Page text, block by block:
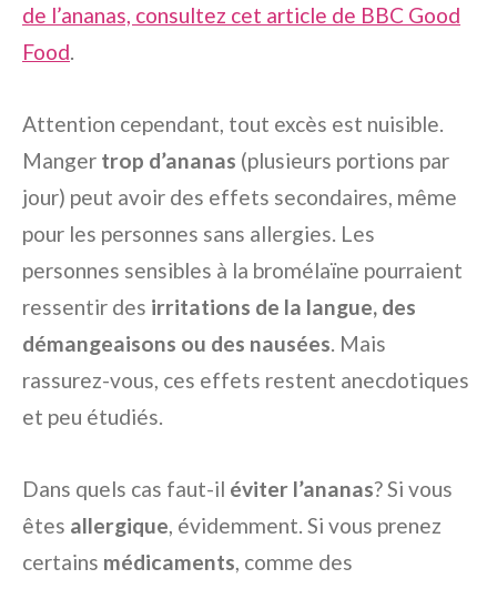
de l’ananas, consultez cet article de BBC Good
Food.
Attention cependant, tout excès est nuisible.
Manger trop d’ananas (plusieurs portions par
jour) peut avoir des effets secondaires, même
pour les personnes sans allergies. Les
personnes sensibles à la bromélaïne pourraient
ressentir des irritations de la langue, des
démangeaisons ou des nausées. Mais
rassurez-vous, ces effets restent anecdotiques
et peu étudiés.
Dans quels cas faut-il éviter l’ananas? Si vous
êtes allergique, évidemment. Si vous prenez
certains médicaments, comme des